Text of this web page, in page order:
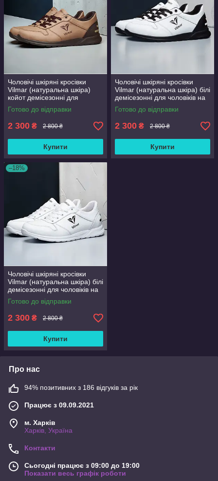
Чоловічі шкіряні кросівки
Vilmar (натуральна шкіра)
койот демісезонні для
чоловіків на весну осінь,
розмір 39 40 41 42 43 44 45
Готово до відправки
2 300 ₴ 2 800 ₴
Купити
Чоловічі шкіряні кросівки
Vilmar (натуральна шкіра) білі
демісезонні для чоловіків на
весну осінь, розмір 39 40 41
42 43 44 45 46
Готово до відправки
2 300 ₴ 2 800 ₴
Купити
–18%
Чоловічі шкіряні кросівки
Vilmar (натуральна шкіра) білі
демісезонні для чоловіків на
весну осінь, розмір 39 40 41
42 43 44 45 46
Готово до відправки
2 300 ₴ 2 800 ₴
Купити
Про нас
94% позитивних з 186 відгуків за рік
Працює з 09.09.2021
м. Харків
Харків, Україна
Контакти
Сьогодні працює з 09:00 до 19:00
Показати весь графік роботи